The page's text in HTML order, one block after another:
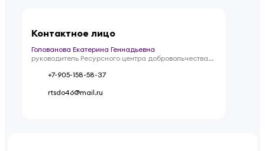
Контактное лицо
Голованова Екатерина Геннадьевна
руководитель Ресурсного центра добровольчества
+7-905-158-58-37
rtsdo46@mail.ru